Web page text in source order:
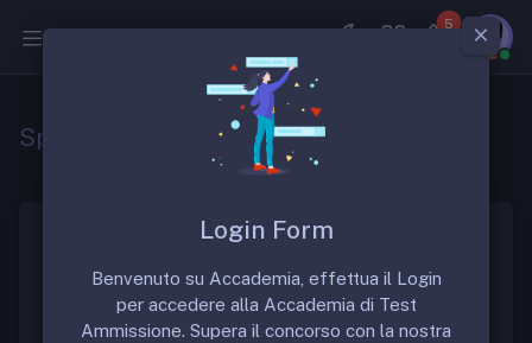
5
Specializzazione in neurochirurgia
una scuola di specializzazione molto ambita. La
durata della scuola è di 4 anni.
Login Form
Benvenuto su Accademia, effettua il Login
per accedere alla Accademia di Test
Ammissione. Supera il concorso con la nostra